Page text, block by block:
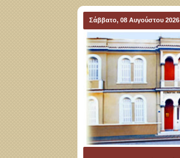
Σάββατο, 08 Αυγούστου 2026